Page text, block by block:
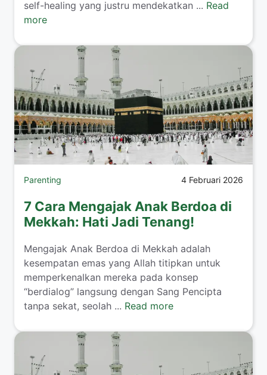
self-healing yang justru mendekatkan ... Read
more
Parenting 4 Februari 2026
7 Cara Mengajak Anak Berdoa di
Mekkah: Hati Jadi Tenang!
​Mengajak Anak Berdoa di Mekkah adalah
kesempatan emas yang Allah titipkan untuk
memperkenalkan mereka pada konsep
“berdialog” langsung dengan Sang Pencipta
tanpa sekat, seolah ... Read more